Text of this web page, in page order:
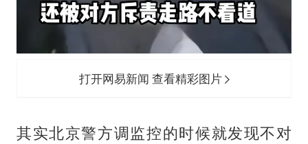
打开网易新闻 查看精彩图片
其实北京警方调监控的时候就发现不对